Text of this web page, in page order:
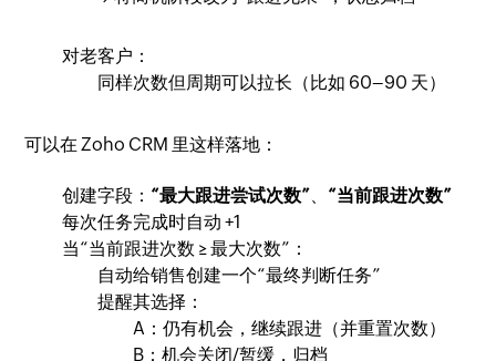
对老客户：
同样次数但周期可以拉长（比如 60–90 天）
可以在 Zoho CRM 里这样落地：
创建字段： “最大跟进尝试次数”、 “当前跟进次数”
每次任务完成时自动 +1
当“当前跟进次数 ≥ 最大次数”：
自动给销售创建一个“最终判断任务”
提醒其选择：
A：仍有机会，继续跟进（并重置次数）
B：机会关闭/暂缓，归档